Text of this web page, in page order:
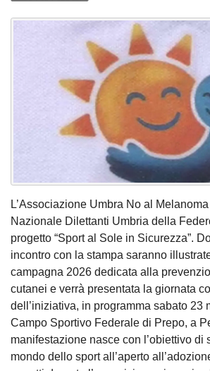
L’Associazione Umbra No al
Nazionale Dilettanti Umbria della
progetto “Sport al Sole in Sicurezza”.
incontro con la stampa saranno
campagna 2026 dedicata alla
cutanei e verrà presentata la giornata
dell’iniziativa, in programma sabato 23
Campo Sportivo Federale di Prepo, a
manifestazione nasce con l’obiettivo di
mondo dello sport all’aperto